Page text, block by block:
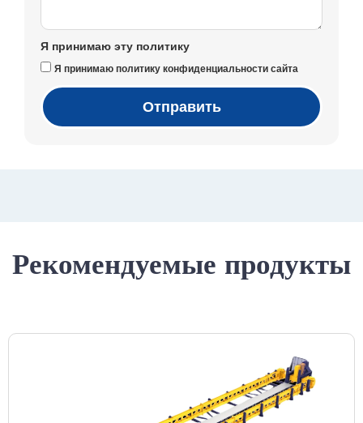
Я принимаю эту политику
Я принимаю политику конфиденциальности сайта
Отправить
Рекомендуемые продукты